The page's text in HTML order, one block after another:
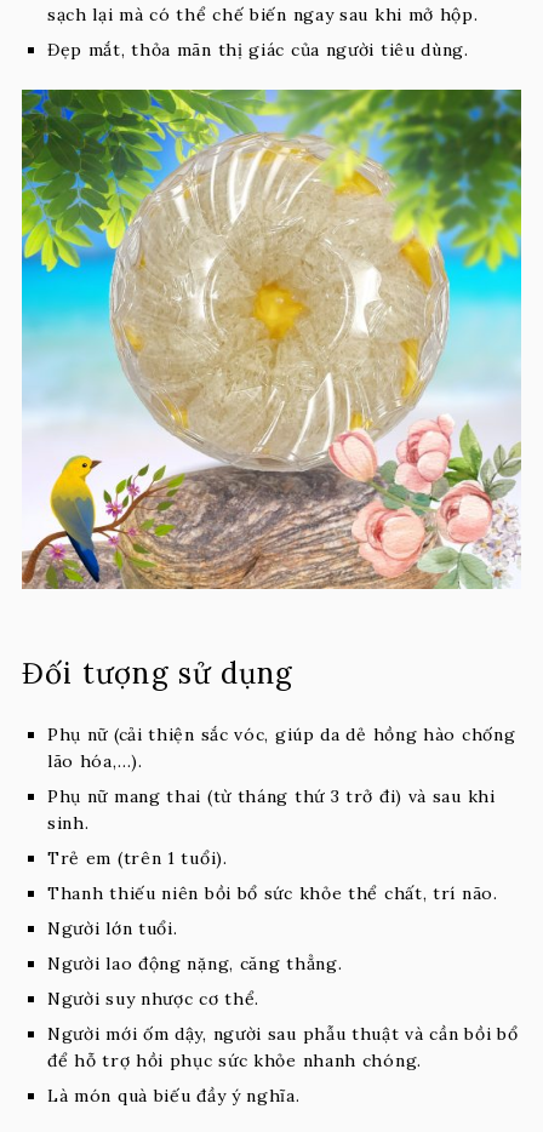
sạch lại mà có thể chế biến ngay sau khi mở hộp.
Đẹp mắt, thỏa mãn thị giác của người tiêu dùng.
Đối tượng sử dụng
Phụ nữ (cải thiện sắc vóc, giúp da dẻ hồng hào chống
lão hóa,…).
Phụ nữ mang thai (từ tháng thứ 3 trở đi) và sau khi
sinh.
Trẻ em (trên 1 tuổi).
Thanh thiếu niên bồi bổ sức khỏe thể chất, trí não.
Người lớn tuổi.
Người lao động nặng, căng thẳng.
Người suy nhược cơ thể.
Người mới ốm dậy, người sau phẫu thuật và cần bồi bổ
để hỗ trợ hồi phục sức khỏe nhanh chóng.
Là món quà biếu đầy ý nghĩa.